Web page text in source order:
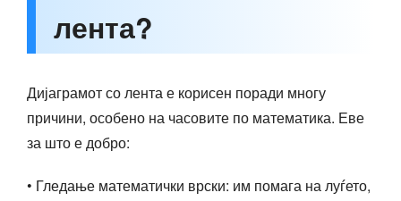
лента?
Дијаграмот со лента е корисен поради многу
причини, особено на часовите по математика. Еве
за што е добро:
• Гледање математички врски: им помага на луѓето,